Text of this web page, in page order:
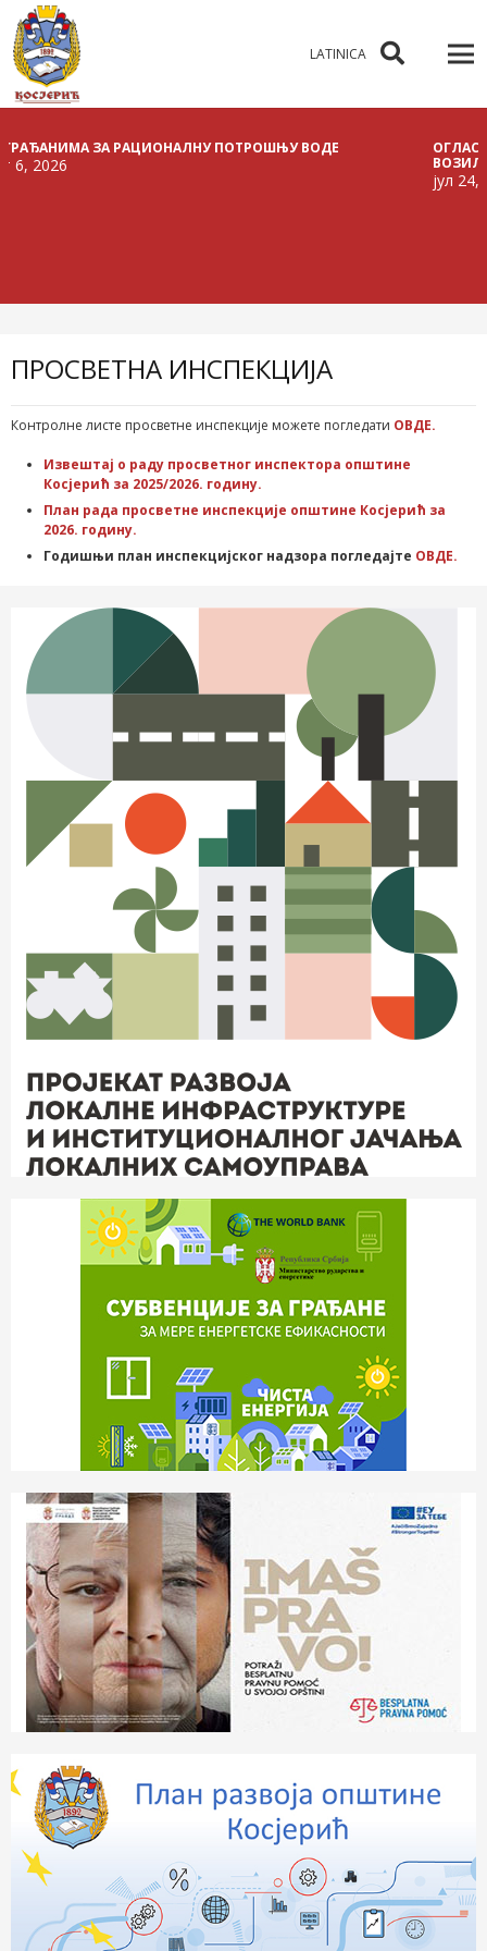
LATINICA
ЗА РАЦИОНАЛНУ ПОТРОШЊУ ВОДЕ
ОГЛАС О
ВОЗИЛА
јул 24, 2026
ПРОСВЕТНА ИНСПЕКЦИЈА
Контролне листе просветне инспекције можете погледати ОВДЕ.
Извештај о раду просветног инспектора општине
Косјерић за 2025/2026. годину.
План рада просветне инспекције општине Косјерић за
2026. годину.
Годишњи план инспекцијског надзора погледајте ОВДЕ.